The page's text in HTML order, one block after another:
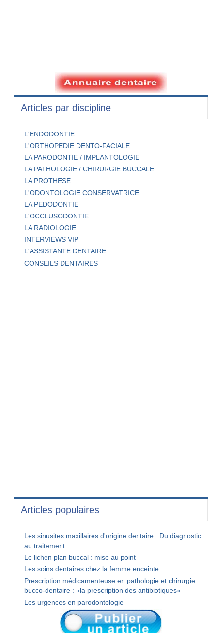
Articles par discipline
L'ENDODONTIE
L'ORTHOPEDIE DENTO-FACIALE
LA PARODONTIE / IMPLANTOLOGIE
LA PATHOLOGIE / CHIRURGIE BUCCALE
LA PROTHESE
L'ODONTOLOGIE CONSERVATRICE
LA PEDODONTIE
L'OCCLUSODONTIE
LA RADIOLOGIE
INTERVIEWS VIP
L'ASSISTANTE DENTAIRE
CONSEILS DENTAIRES
Articles populaires
Les sinusites maxillaires d'origine dentaire : Du diagnostic
au traitement
Le lichen plan buccal : mise au point
Les soins dentaires chez la femme enceinte
Prescription médicamenteuse en pathologie et chirurgie
bucco-dentaire : «la prescription des antibiotiques»
Les urgences en parodontologie